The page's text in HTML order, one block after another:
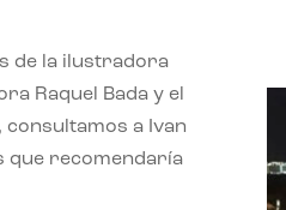
de la ilustradora
Raquel Bada y el
consultamos a Ivan
que recomendaría